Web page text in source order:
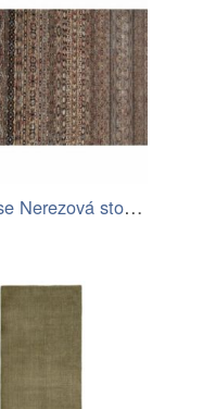
Line Base Nerezová stolová podnož s…